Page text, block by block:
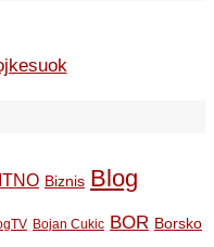
Biznis Blog
Bojan Cukic BOR Borsko